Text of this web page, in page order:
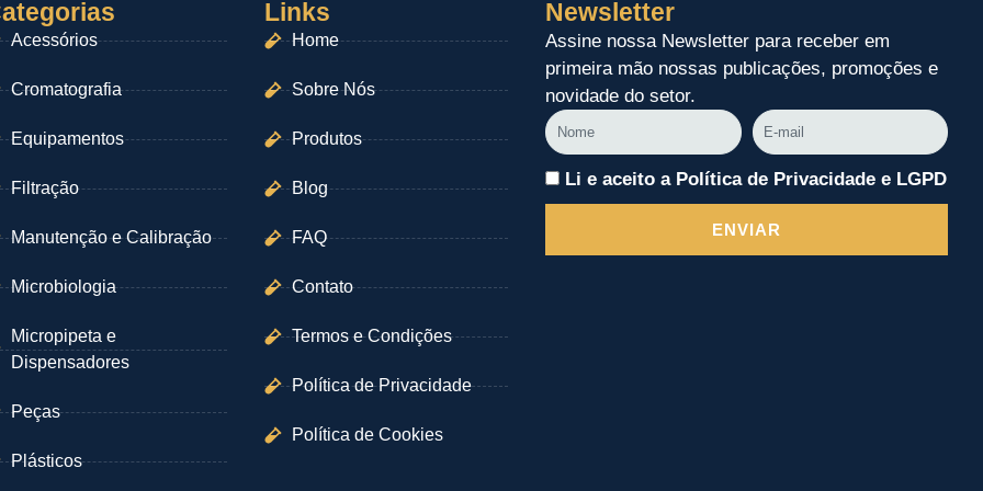
Acessórios
Cromatografia
Equipamentos
Filtração
Manutenção e Calibração
Microbiologia
Micropipeta e
Dispensadores
Peças
Plásticos
Links
Home
Sobre Nós
Produtos
Blog
FAQ
Contato
Termos e Condições
Política de Privacidade
Política de Cookies
Newsletter
Assine nossa Newsletter para receber em
primeira mão nossas publicações, promoções e
novidade do setor.
Nome
E-
mail
Li e aceito a Política de Privacidade e LGPD
ENVIAR